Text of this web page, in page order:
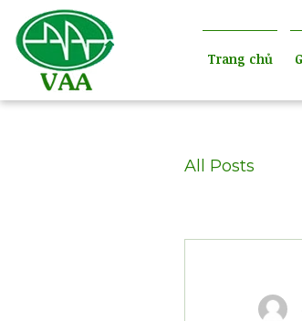
Trang chủ
All Posts